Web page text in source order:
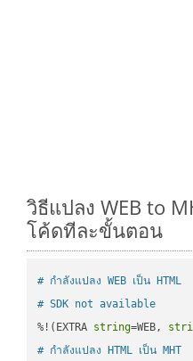
วิธีแปลง WEB to
โค้ดทีละขั้นตอน
# กำลังแปลง WEB เป็น HTML
# SDK not available
%!(EXTRA string=WEB,
# กำลังแปลง HTML เป็น MHT